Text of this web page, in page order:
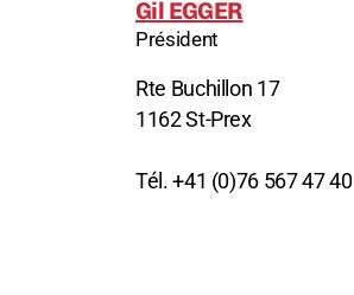
Gil EGGER
Président
Rte Buchillon 17
1162 St-Prex
Tél. +41 (0)76 567 47 40